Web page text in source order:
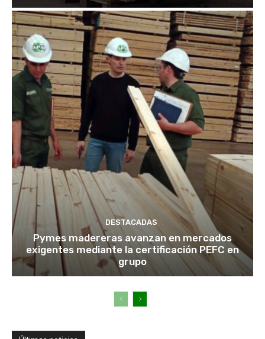
DESTACADAS
Pymes madereras avanzan en mercados
exigentes mediante la certificación PEFC en
grupo